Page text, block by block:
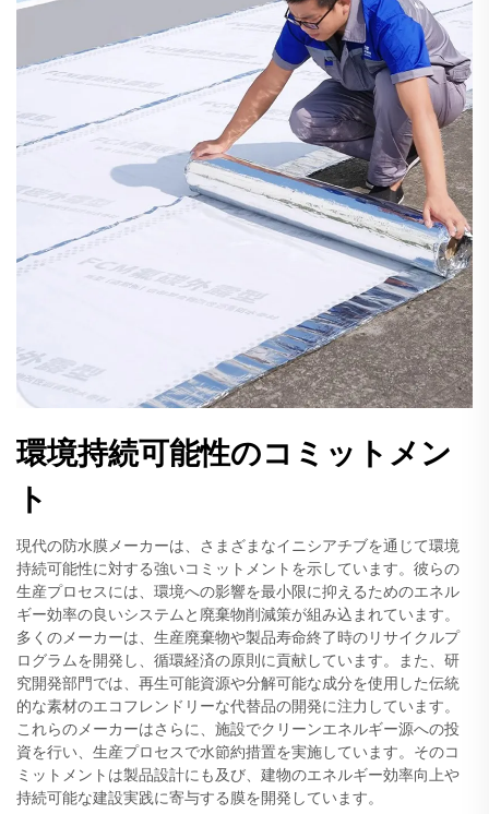
環境持続可能性のコミットメン
ト
現代の防水膜メーカーは、さまざまなイニシアチブを通じて環境
持続可能性に対する強いコミットメントを示しています。彼らの
生産プロセスには、環境への影響を最小限に抑えるためのエネル
ギー効率の良いシステムと廃棄物削減策が組み込まれています。
多くのメーカーは、生産廃棄物や製品寿命終了時のリサイクルプ
ログラムを開発し、循環経済の原則に貢献しています。また、研
究開発部門では、再生可能資源や分解可能な成分を使用した伝統
的な素材のエコフレンドリーな代替品の開発に注力しています。
これらのメーカーはさらに、施設でクリーンエネルギー源への投
資を行い、生産プロセスで水節約措置を実施しています。そのコ
ミットメントは製品設計にも及び、建物のエネルギー効率向上や
持続可能な建設実践に寄与する膜を開発しています。